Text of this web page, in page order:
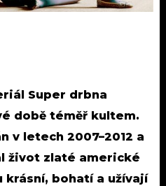
Super drbna
době téměř kultem.
v letech 2007–2012 a
život zlaté americké
krásní, bohatí a užívají